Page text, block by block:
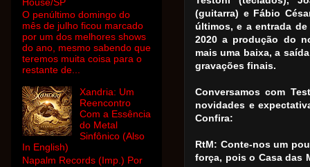
(guitarra) e Fábio
últimos, e a entrada
2020 a produção do
mais uma baixa, a
gravações finais.
Conversamos com
novidades e
Confira:
RtM: Conte-nos um
força, pois o Casa das
O penúltimo domingo do
mês de julho ficou marcado
por um dos melhores shows
do ano, mesmo sabendo que
teremos muita coisa para o
restante de...
Xandria: Um
Reencontro
Com a Essência
do Metal
Sinfônico (Also
In English)
Napalm Records (Imp.) Por